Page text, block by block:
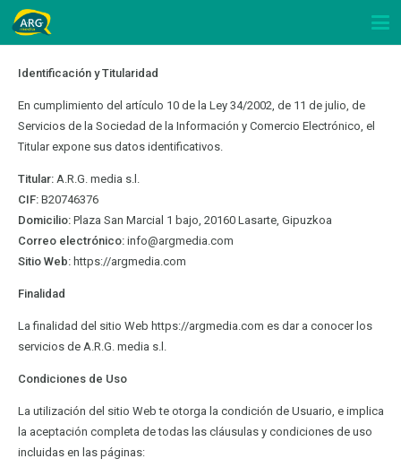
Identificación y Titularidad
En cumplimiento del artículo 10 de la Ley 34/2002, de 11 de julio, de
Servicios de la Sociedad de la Información y Comercio Electrónico, el
Titular expone sus datos identificativos.
Titular:A.R.G. media s.l.
CIF:B20746376
Domicilio:Plaza San Marcial 1 bajo, 20160 Lasarte, Gipuzkoa
Correo electrónico:info@argmedia.com
Sitio Web:https://argmedia.com
Finalidad
La finalidad del sitio Web https://argmedia.com es dar a conocer los
servicios de A.R.G. media s.l.
Condiciones de Uso
La utilización del sitio Web te otorga la condición de Usuario, e implica
la aceptación completa de todas las cláusulas y condiciones de uso
incluidas en las páginas: